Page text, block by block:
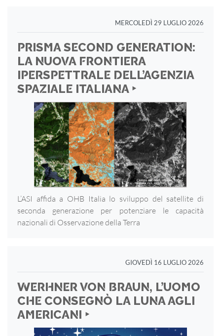
MERCOLEDÌ 29 LUGLIO 2026
PRISMA SECOND GENERATION:
LA NUOVA FRONTIERA
IPERSPETTRALE DELL’AGENZIA
SPAZIALE ITALIANA ‣
L’ASI affida a OHB Italia lo sviluppo del satellite di
seconda generazione per potenziare le capacità
nazionali di Osservazione della Terra
GIOVEDÌ 16 LUGLIO 2026
WERHNER VON BRAUN, L’UOMO
CHE CONSEGNÒ LA LUNA AGLI
AMERICANI ‣